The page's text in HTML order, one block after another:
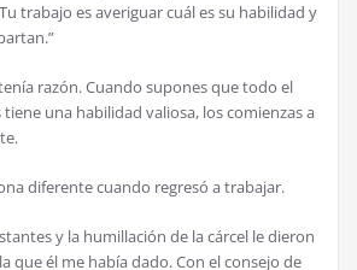
trabajo es averiguar cuál es su habilidad y
razón. Cuando supones que todo el
una habilidad valiosa, los comienzas a
diferente cuando regresó a trabajar.
y la humillación de la cárcel le dieron
que él me había dado. Con el consejo de